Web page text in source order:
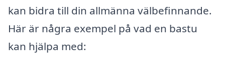
kan bidra till din allmänna välbefinnande.
Här är några exempel på vad en bastu
kan hjälpa med: